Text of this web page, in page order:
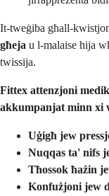
It-tweġiba għall-
għeja u l-malaise hija
twissija.
Fittex attenzjoni
akkumpanjat minn xi
Uġigħ jew
Nuqqas ta' nifs
Tħossok ħażin
Konfużjoni jew